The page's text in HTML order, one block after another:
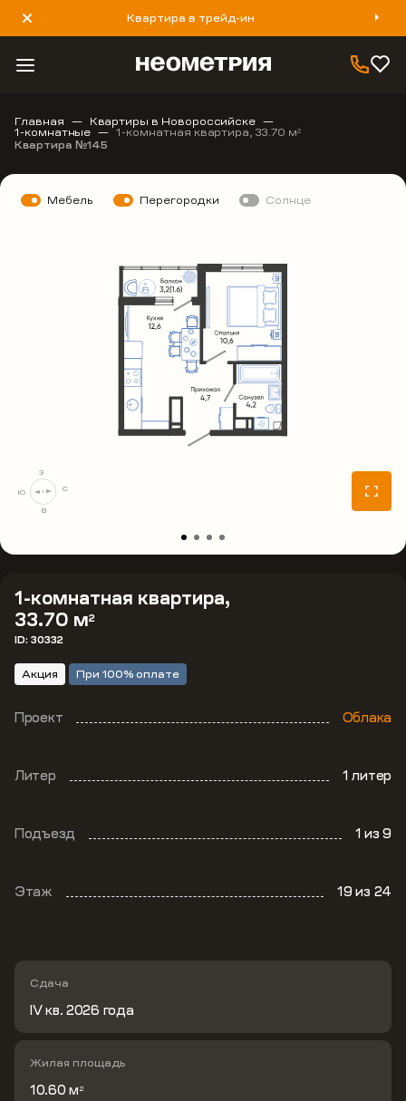
Квартира в трейд-ин
8 800 777 40 93
Главная Квартиры в Новороссийске
1-комнатные 1-комнатная квартира, 33.70 м2
Квартира №145
1-комнатная квартира,
33.70 м2
ID: 30332
Акция При 100% оплате
Проект Облака
Литер 1 литер
Подъезд 1из 9
Этаж 19из 24
Сдача
IV кв. 2026 года
Жилая площадь
10.60 м 2
Мебель Перегородки Солнце
С
В
Ю
З